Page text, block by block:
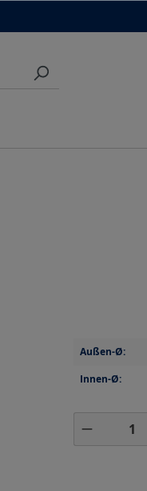
Außen-Ø:
Innen-Ø: